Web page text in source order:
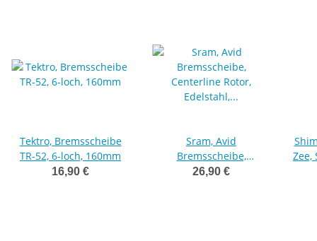
Tektro, Bremsscheibe
TR-52, 6-loch, 160mm
16,90 €
Sram, Avid
Bremsscheibe,
Centerline Rotor,
26,90 €
Zee,